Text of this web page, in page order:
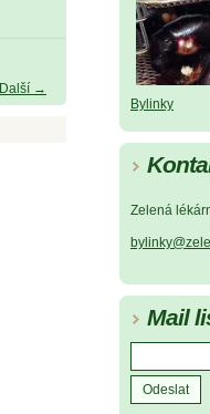
Další →
Bylinky
Zelená
Mail